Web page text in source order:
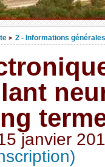
> 2 - Informations générales
janvier